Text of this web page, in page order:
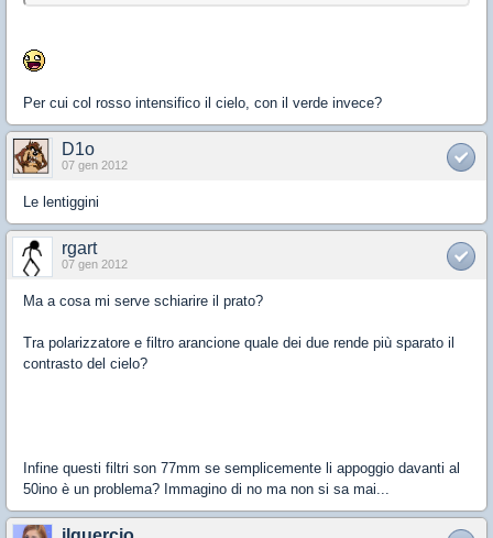
Per cui col rosso intensifico il cielo, con il verde invece?
D1o
07 gen 2012
Le lentiggini
rgart
07 gen 2012
Ma a cosa mi serve schiarire il prato?
Tra polarizzatore e filtro arancione quale dei due rende più sparato il
contrasto del cielo?
Infine questi filtri son 77mm se semplicemente li appoggio davanti al
50ino è un problema? Immagino di no ma non si sa mai...